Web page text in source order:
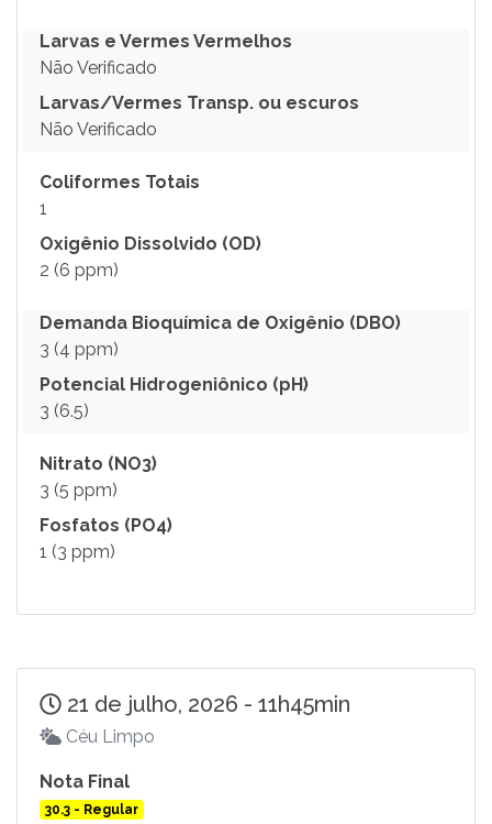
Larvas e Vermes Vermelhos
Não Verificado
Larvas/Vermes Transp. ou escuros
Não Verificado
Coliformes Totais
1
Oxigênio Dissolvido (OD)
2 (6 ppm)
Demanda Bioquímica de Oxigênio (DBO)
3 (4 ppm)
Potencial Hidrogeniônico (pH)
3 (6.5)
Nitrato (NO3)
3 (5 ppm)
Fosfatos (PO4)
1 (3 ppm)
21 de julho, 2026 - 11h45min
Céu Limpo
Nota Final
30.3 - Regular